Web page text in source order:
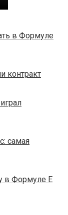
в Формуле
контракт
самая
в Формуле Е